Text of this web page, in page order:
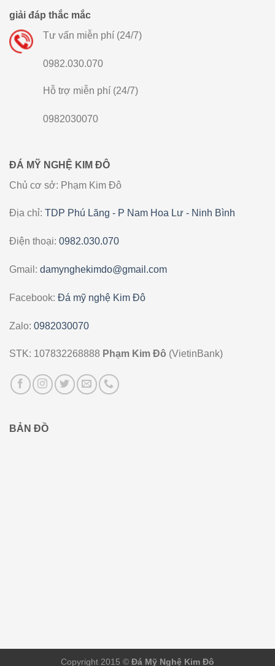
giải đáp thắc mắc
Tư vấn miễn phí (24/7)
0982.030.070
Hỗ trợ miễn phí (24/7)
0982030070
ĐÁ MỸ NGHỆ KIM ĐÔ
Chủ cơ sở: Phạm Kim Đô
Địa chỉ: TDP Phú Lăng - P Nam Hoa Lư - Ninh Bình
Điện thoại: 0982.030.070
Gmail: damynghekimdo@gmail.com
Facebook: Đá mỹ nghệ Kim Đô
Zalo: 0982030070
STK: 107832268888 Phạm Kim Đô (VietinBank)
BẢN ĐỒ
Copyright 2015 © Đá Mỹ Nghệ Kim Đô